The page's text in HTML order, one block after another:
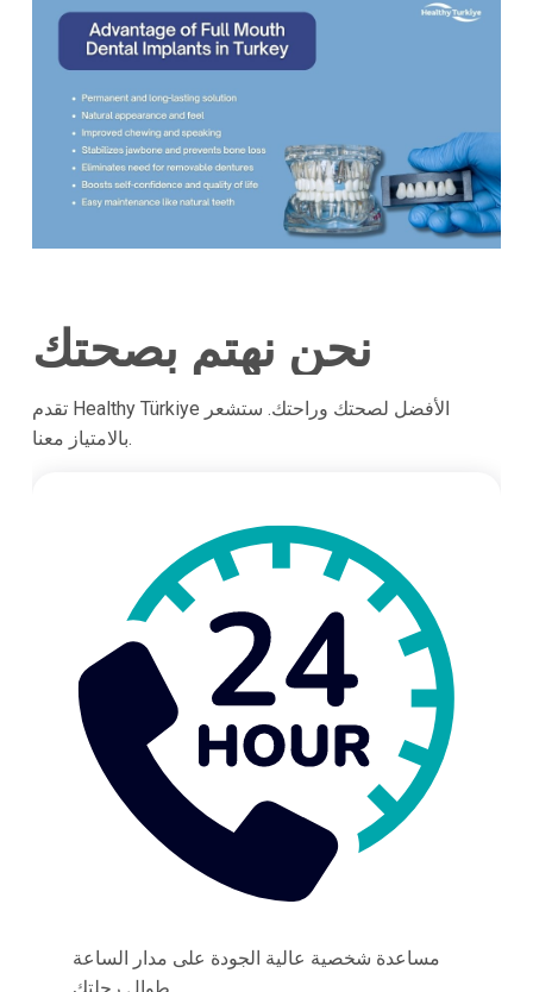
نحن نهتم بصحتك
تقدم Healthy Türkiye الأفضل لصحتك وراحتك. ستشعر
بالامتياز معنا.
مساعدة شخصية عالية الجودة على مدار الساعة